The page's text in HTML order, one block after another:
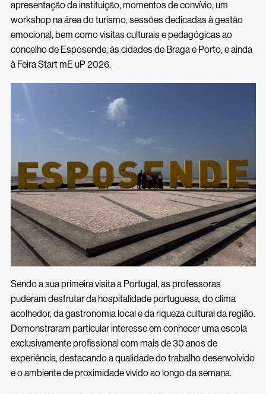
apresentação da instituição, momentos de convívio, um
workshop na área do turismo, sessões dedicadas à gestão
emocional, bem como visitas culturais e pedagógicas ao
concelho de Esposende, às cidades de Braga e Porto, e ainda
à Feira Start mE uP 2026.
Sendo a sua primeira visita a Portugal, as professoras
puderam desfrutar da hospitalidade portuguesa, do clima
acolhedor, da gastronomia local e da riqueza cultural da região.
Demonstraram particular interesse em conhecer uma escola
exclusivamente profissional com mais de 30 anos de
experiência, destacando a qualidade do trabalho desenvolvido
e o ambiente de proximidade vivido ao longo da semana.